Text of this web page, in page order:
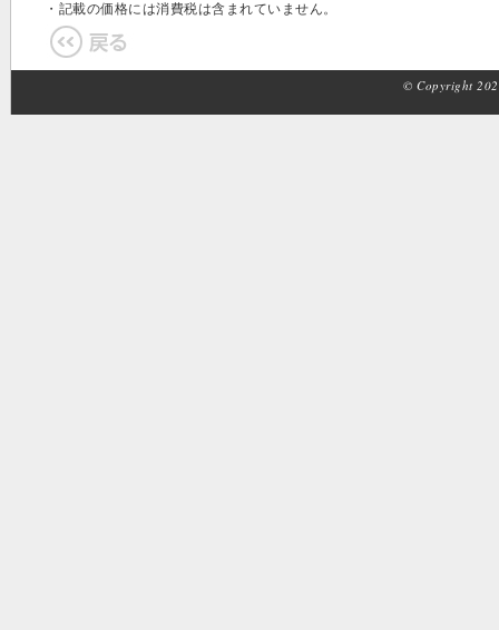
・記載の価格には消費税は含まれていません。
© Copyright